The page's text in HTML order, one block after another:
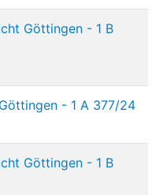
Göttingen - 1 B
- 1 A 377/24
Göttingen - 1 B